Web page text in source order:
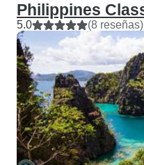
Philippines
5.0 (8 reseñas)